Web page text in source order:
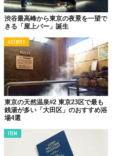
渋谷最高峰から東京の夜景を一望で
きる「屋上バー」誕生
ACTIVITY
東京の天然温泉#2 東京23区で最も
銭湯が多い「大田区」のおすすめ浴
場4選
ITEM